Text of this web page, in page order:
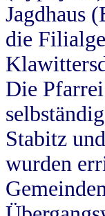
Jagdhaus
die
Die
Stabitz
wurden